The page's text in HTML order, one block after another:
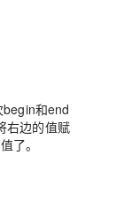
和end
右边的值赋
了。